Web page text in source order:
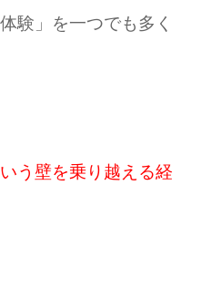
験」を一つでも多く
う壁を乗り越える経